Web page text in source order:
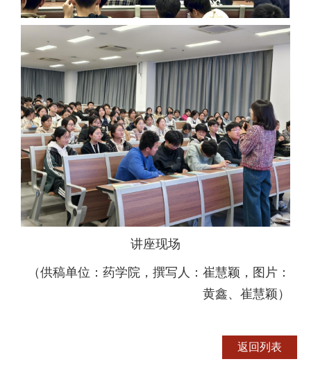
讲座现场
（供稿单位：药学院，撰写人：崔慧颖，图片：
黄鑫、崔慧颖）